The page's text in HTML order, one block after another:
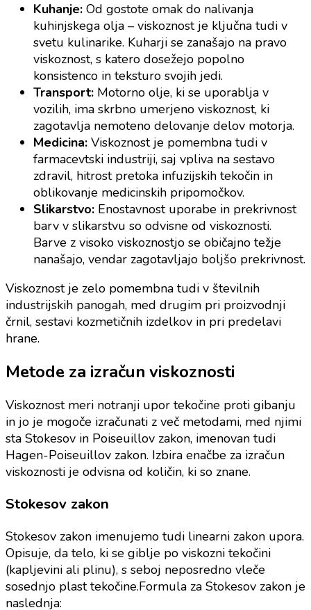
Kuhanje: Od gostote omak do nalivanja
kuhinjskega olja – viskoznost je ključna tudi v
svetu kulinarike. Kuharji se zanašajo na pravo
viskoznost, s katero dosežejo popolno
konsistenco in teksturo svojih jedi.
Transport: Motorno olje, ki se uporablja v
vozilih, ima skrbno umerjeno viskoznost, ki
zagotavlja nemoteno delovanje delov motorja.
Medicina: Viskoznost je pomembna tudi v
farmacevtski industriji, saj vpliva na sestavo
zdravil, hitrost pretoka infuzijskih tekočin in
oblikovanje medicinskih pripomočkov.
Slikarstvo: Enostavnost uporabe in prekrivnost
barv v slikarstvu so odvisne od viskoznosti.
Barve z visoko viskoznostjo se običajno težje
nanašajo, vendar zagotavljajo boljšo prekrivnost.
Viskoznost je zelo pomembna tudi v številnih
industrijskih panogah, med drugim pri proizvodnji
črnil, sestavi kozmetičnih izdelkov in pri predelavi
hrane.
Metode za izračun viskoznosti
Viskoznost meri notranji upor tekočine proti gibanju
in jo je mogoče izračunati z več metodami, med njimi
sta Stokesov in Poiseuillov zakon, imenovan tudi
Hagen-Poiseuillov zakon. Izbira enačbe za izračun
viskoznosti je odvisna od količin, ki so znane.
Stokesov zakon
Stokesov zakon imenujemo tudi linearni zakon upora.
Opisuje, da telo, ki se giblje po viskozni tekočini
(kapljevini ali plinu), s seboj neposredno vleče
sosednjo plast tekočine.Formula za Stokesov zakon je
naslednja: